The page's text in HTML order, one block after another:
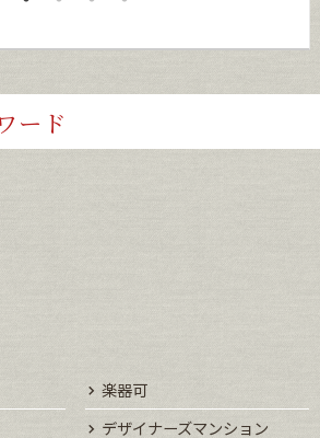
ード
楽器可
デザイナーズマンション